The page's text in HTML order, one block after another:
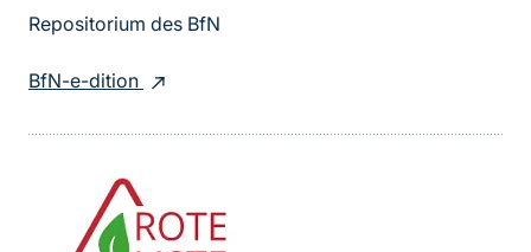
Repositorium des BfN
BfN-e-dition